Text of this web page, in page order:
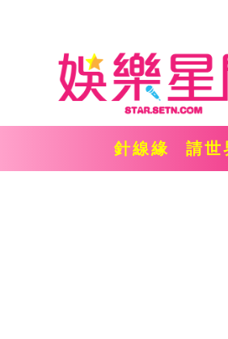
針線緣 請世